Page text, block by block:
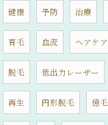
健康 予防 治療
育毛 血流 ヘアケア
脱毛 低出力レーザー
再生 円形脱毛 億毛